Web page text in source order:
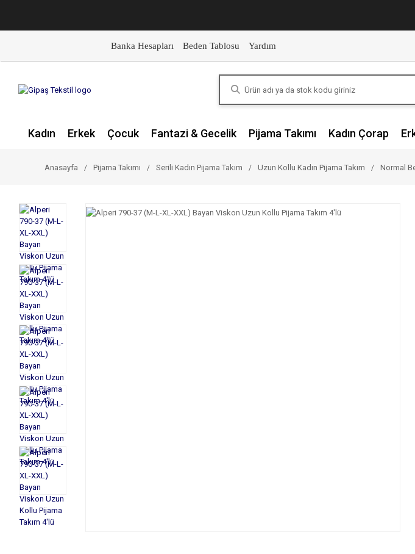
Banka Hesapları Beden Tablosu Yardım
Kadın Erkek Çocuk Fantazi & Gecelik Pijama Takımı Kadın Çorap
Anasayfa Pijama Takımı Serili Kadın Pijama Takım Uzun Kollu Kadın Pijama Takım Normal